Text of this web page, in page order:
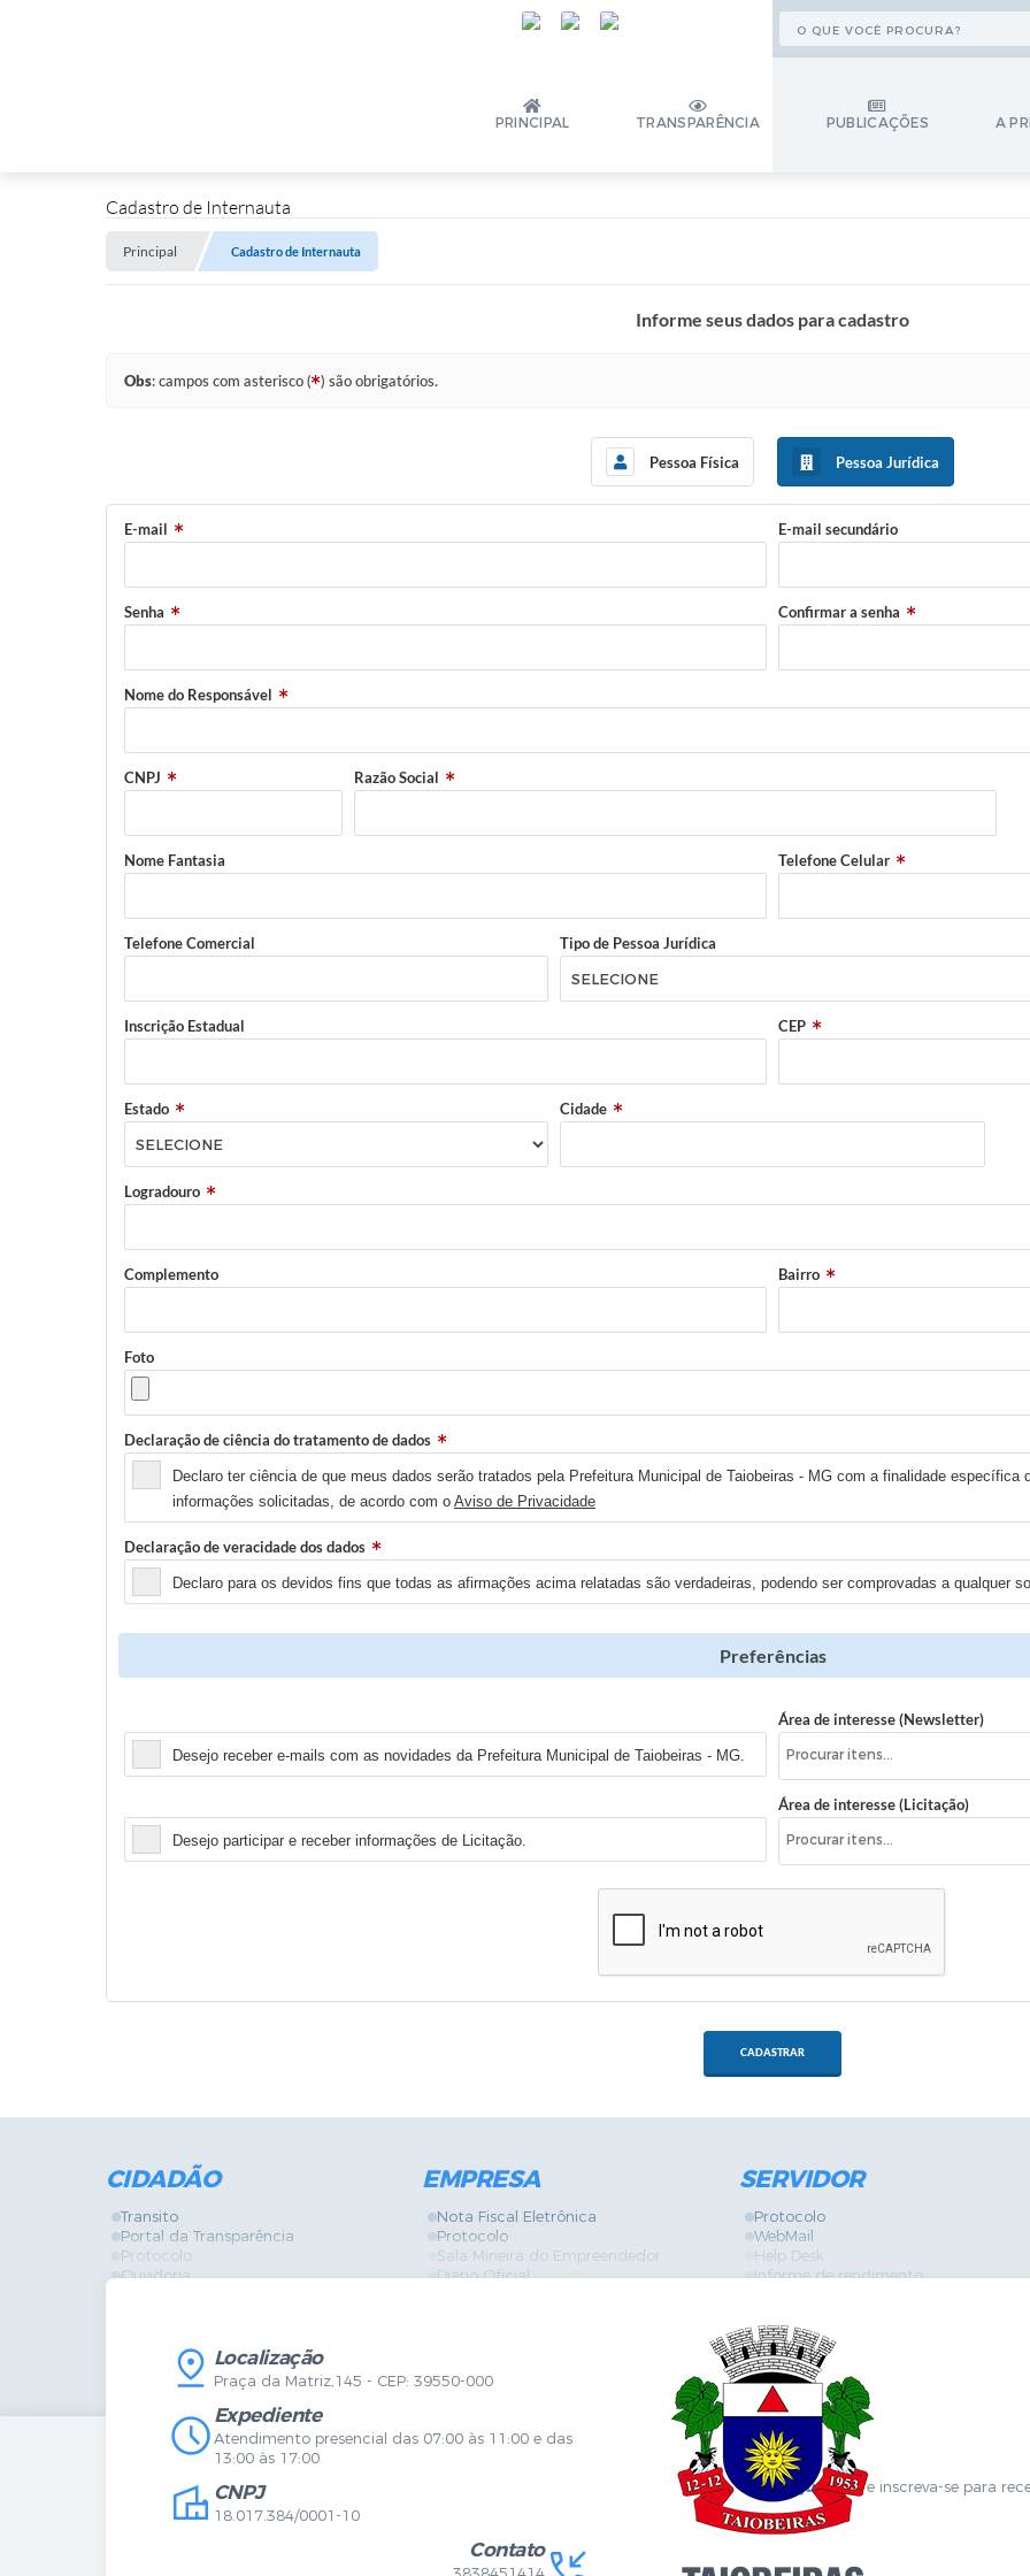
PRINCIPAL TRANSPARÊNCIA PUBLICAÇÕES A
Cadastro de Internauta
Principal Cadastro de Internauta
Informe seus dados para cadastro
Obs: campos com asterisco ( ) são obrigatórios.
Pessoa Física Pessoa Jurídica
E-mail E-mail secundário
Senha Confirmar a senha
Nome do Responsável
CNPJ Razão Social
Nome Fantasia Telefone Celular
Telefone Comercial Tipo de Pessoa Jurídica
Inscrição Estadual CEP
Estado Cidade
Logradouro
Complemento Bairro
Foto
Declaração de ciência do tratamento de dados
Declaro ter ciência de que meus dados serão tratados pela Prefeitura Municipal de Taiobeiras - MG com a finalidade
informações solicitadas, de acordo com o Aviso de Privacidade
Declaração de veracidade dos dados
Declaro para os devidos fins que todas as afirmações acima relatadas são verdadeiras, podendo ser comprovadas a qualquer
Preferências
Desejo receber e-mails com as novidades da Prefeitura Municipal de Taiobeiras - MG.
Área de interesse (Newsletter)
Desejo participar e receber informações de Licitação.
Área de interesse (Licitação)
CADASTRAR
CIDADÃO
Transito
Portal da Transparência
Protocolo
Ouvidoria
Legislação
Diário Oficial
Mapa do Site
Certidões
Agenda de Eventos
Concursos
Telefones Úteis
EMPRESA
Nota Fiscal Eletrônica
Protocolo
Sala Mineira do Empreendedor
Diário Oficial
Serviços Online
Vigilância Sanitária
SERVIDOR
Protocolo
WebMail
Help Desk
Informe de rendimento
GPI
Diário Oficial
Fale com RH
SGDI - Sistema de Gerência de
Concurso Público e Processo Seletivo
Portal da Atenção Primaria
Localização
Praça da Matriz,145 - CEP: 39550-000
Expediente
Atendimento presencial das 07:00 às 11:00 e das
13:00 às 17:00
CNPJ
18.017.384/0001-10
Contato
Clique aquie inscreva-se para